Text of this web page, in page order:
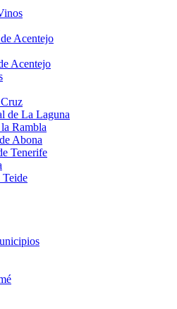
Acentejo
Acentejo
de La Laguna
Rambla
Abona
Tenerife
Teide